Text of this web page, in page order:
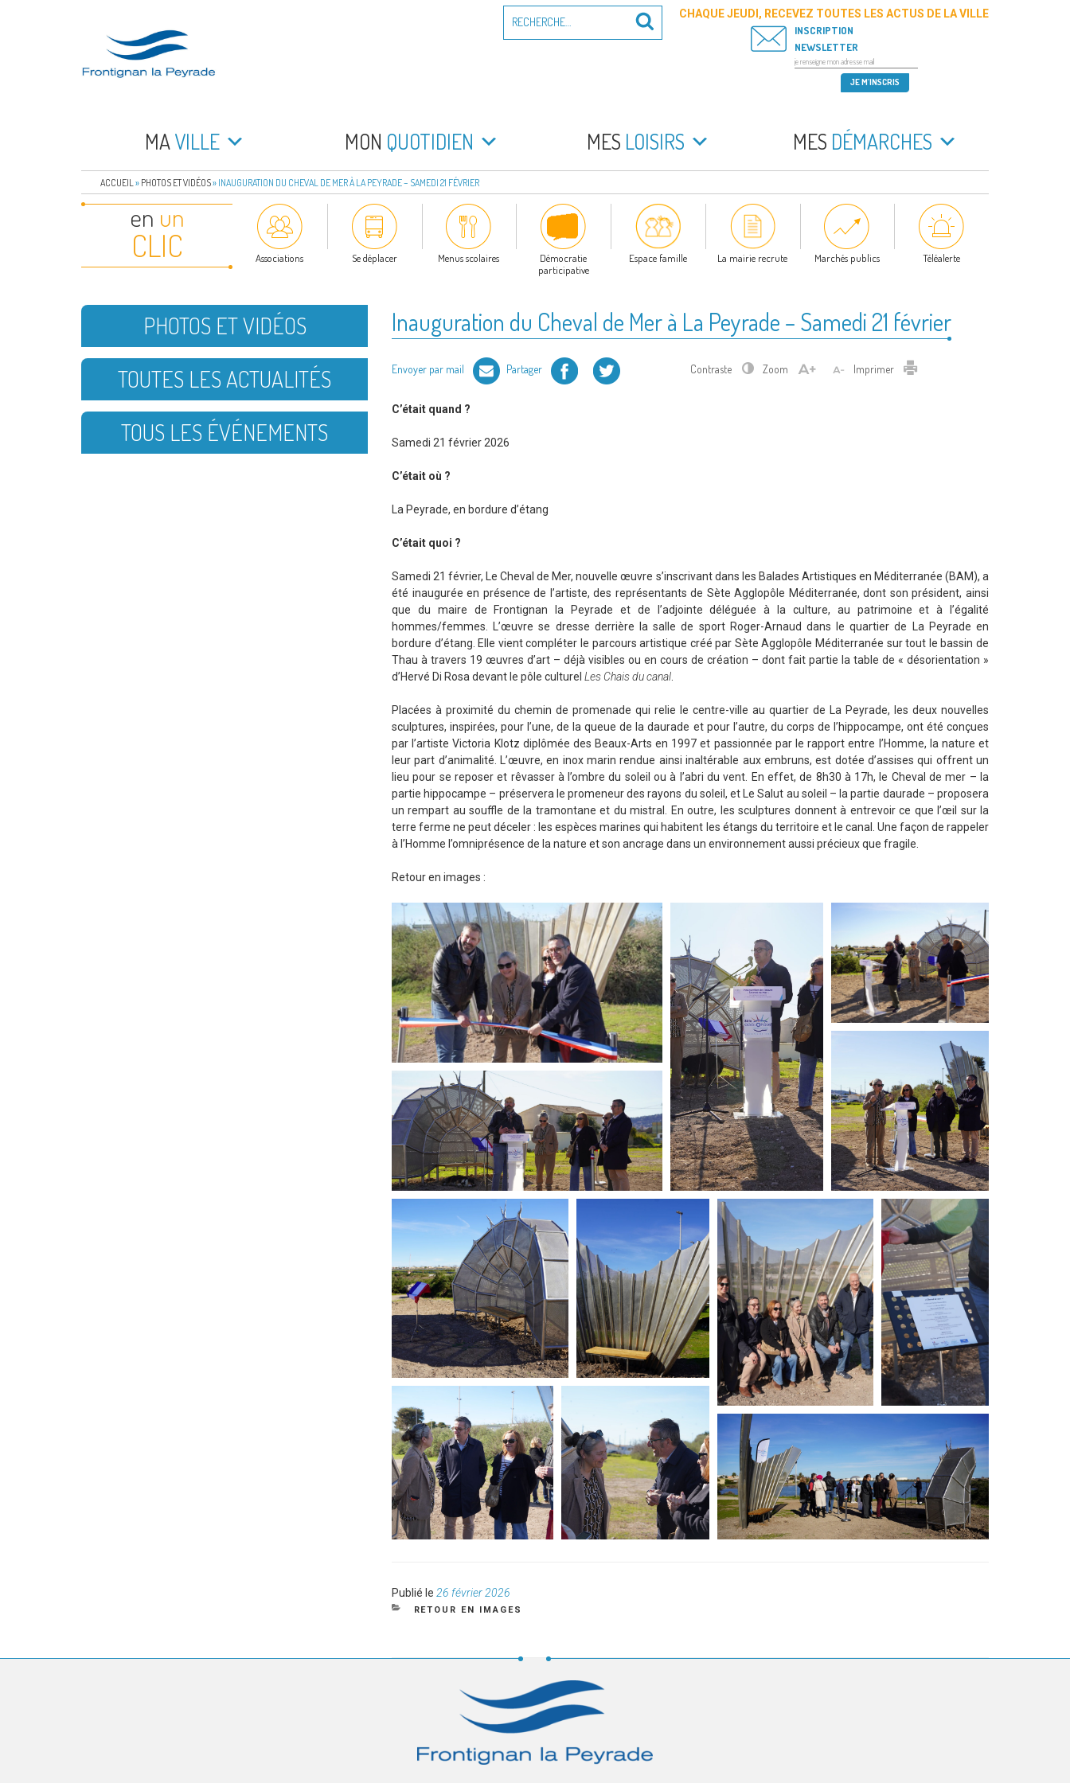
FRONTIGNAN LA PEYRADE
pour
Recherche
CHAQUE JEUDI, RECEVEZ TOUTES LES ACTUS DE LA VILLE
INSCRIPTION
NEWSLETTER
MAVILLE MON QUOTIDIEN MES LOISIRS MES DÉMARCHES
ACCUEIL » PHOTOS ET VIDÉOS» INAUGURATION DU CHEVAL DE MER À LA PEYRADE – SAMEDI 21 FÉVRIER
en un
CLIC Associations Se déplacer Menus scolaires
Démocratie
participative
Espace famille La mairie recrute Marchés publics Téléalerte
Inauguration du Cheval de Mer à La Peyrade – Samedi 21 février
Envoyer par mail Partager Facebook Twitter Contraste Zoom Imprimer Imprimer
C’était quand ?
Samedi 21 février 2026
C’était où ?
La Peyrade, en bordure d’étang
C’était quoi ?
Samedi 21 février, Le Cheval de Mer, nouvelle œuvre s’inscrivant dans les Balades Artistiques en Méditerranée (BAM), a
été inaugurée en présence de l’artiste, des représentants de Sète Agglopôle Méditerranée, dont son président, ainsi
que du maire de Frontignan la Peyrade et de l’adjointe déléguée à la culture, au patrimoine et à l’égalité
hommes/femmes. L’œuvre se dresse derrière la salle de sport Roger-Arnaud dans le quartier de La Peyrade en
bordure d’étang. Elle vient compléter le parcours artistique créé par Sète Agglopôle Méditerranée sur tout le bassin de
Thau à travers 19 œuvres d’art – déjà visibles ou en cours de création – dont fait partie la table de « désorientation »
d’Hervé Di Rosa devant le pôle culturel Les Chais du canal
Placées à proximité du chemin de promenade qui relie le centre-ville au quartier de La Peyrade, les deux nouvelles
sculptures, inspirées, pour l’une, de la queue de la daurade et pour l’autre, du corps de l’hippocampe, ont été conçues
par l’artiste Victoria Klotz diplômée des Beaux-Arts en 1997 et passionnée par le rapport entre l’Homme, la nature et
leur part d’animalité. L’œuvre, en inox marin rendue ainsi inaltérable aux embruns, est dotée d’assises qui offrent un
lieu pour se reposer et rêvasser à l’ombre du soleil ou à l’abri du vent. En effet, de 8h30 à 17h, le Cheval de mer – la
partie hippocampe – préservera le promeneur des rayons du soleil, et Le Salut au soleil – la partie daurade – proposera
un rempart au souffle de la tramontane et du mistral. En outre, les sculptures donnent à entrevoir ce que l’œil sur la
terre ferme ne peut déceler : les espèces marines qui habitent les étangs du territoire et le canal. Une façon de rappeler
à l’Homme l’omniprésence de la nature et son ancrage dans un environnement aussi précieux que fragile.
Retour en images :
Publié le Publié
le
26 février 2026
CATÉGORIES
RETOUR EN IMAGES
PHOTOS ET VIDÉOS
TOUTES LES ACTUALITÉS
TOUS LES ÉVÉNEMENTS